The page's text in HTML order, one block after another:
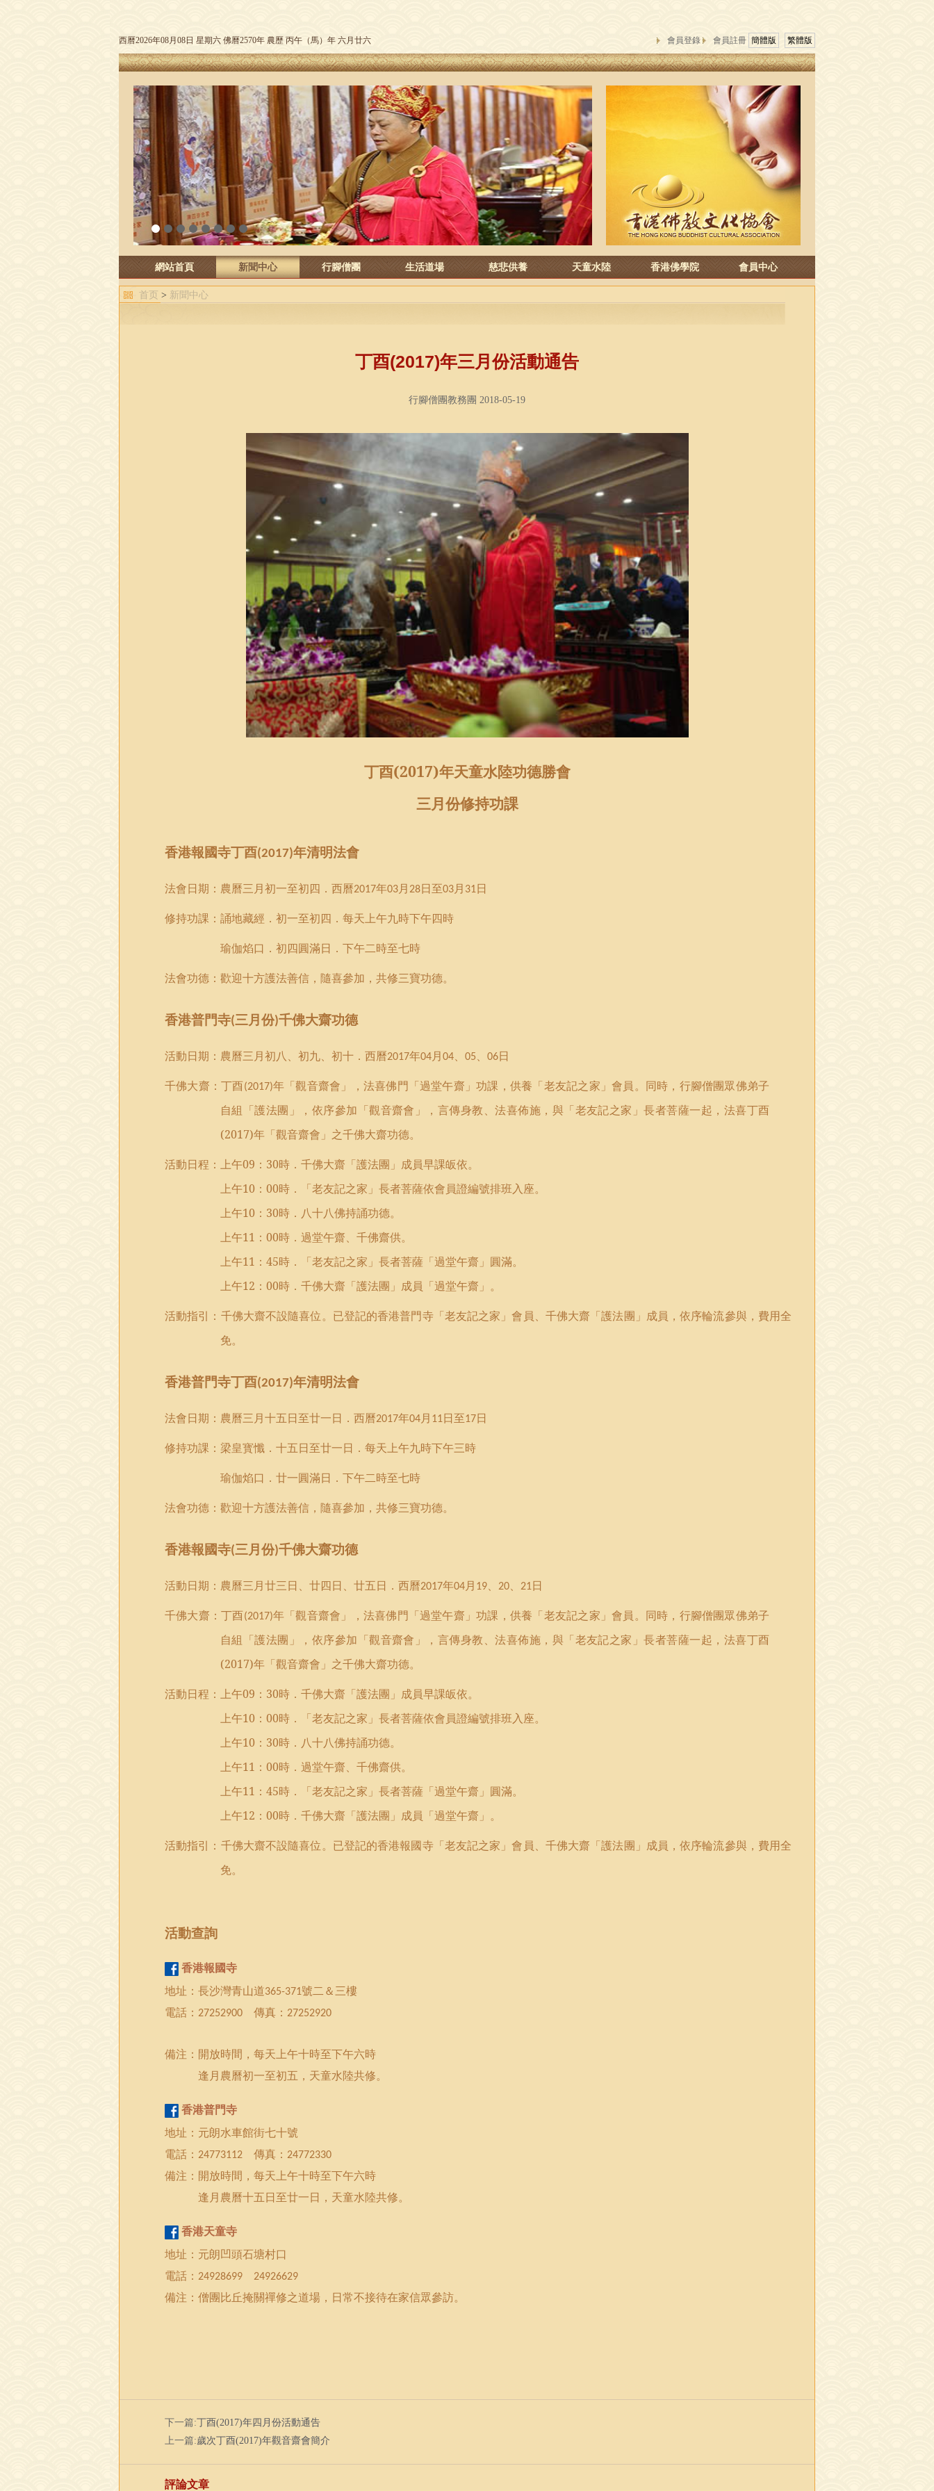
西曆2026年08月08日 星期六 佛曆2570年 農歷 丙午（馬）年 六月廿六 會員登錄 會員註冊 簡體版 繁體版
1 3 4 5 6 7 8
網站首頁 新聞中心 行腳僧團 生活道場 慈悲供養 天童水陸 香港佛學院 會員中心
首页 > 新聞中心
丁酉(2017)年三月份活動通告
行腳僧團教務團 2018-05-19
丁酉(2017)年天童水陸功德勝會
三月份修持功課
香港報國寺丁酉(2017)年清明法會
法會日期： 農曆三月初一至初四．西曆2017年03月28日至03月 31日
修持功課：誦地藏經 ． 初一至初四 ．每天上午九時下午四時
瑜伽焰口 ． 初四圓滿日．下午二時至七時
法會功德： 歡迎十方護法善信，隨喜參加，共修三寶功德。
香港普門寺(三月份)千佛大齋功德
活動日期： 農曆三月初八、初九、初十．西曆2017年04月04、 05、 06日
千佛大齋：丁酉(2017)年 「觀音齋會 」 ，法喜佛門 「過堂午齋」功課 ， 供養「老友記之家」會員。 同時 ， 行腳僧團眾佛弟子
自組「護法團」，依序參加「觀音齋會 」，言傳身教、法喜佈施 ， 與「老友記之家」長者菩薩一起，法喜丁酉
(2017)年 「觀音齋會 」之千佛大齋功德。
活動日程 ： 上午09 ： 30時 ． 千佛大齋「護法團」成員早課皈依。
上午10 ： 00時 ． 「老友記之家」長者菩薩依會員證編號排班入座。
上午10 ： 30時．八十八佛持誦功德。
上午11 ： 00時．過堂午齋、千佛齋供。
上午11 ： 45時．「老友記之家」長者菩薩「過堂午齋」圓滿。
上午12 ： 00時．千佛大齋「護法團」成員「過堂午齋」。
活動指引：千佛大齋不設隨喜位。 已登記的香港普門寺「老友記之家」會員、千佛大齋「護法團」成員，依序輪流參與，費用全
免。
香港普門寺丁酉(2017)年清明法會
法會日期： 農曆三月十五日至廿一日．西曆2017年04月 11日至17日
修持功課： 梁皇寳懺．十五日至廿一日．每天上午九時下午三時
瑜伽焰口．廿一圓滿日．下午二時至七時
法會功德：歡迎十方護法善信，隨喜參加，共修三寶功德。
香港報國寺(三月份)千佛大齋功德
活動日期： 農曆三月廿三日、廿四日、廿五日．西曆2017年04月 19、 20、 21日
千佛大齋：丁酉(2017)年 「觀音齋會 」 ，法喜佛門 「過堂午齋」功課 ， 供養「老友記之家」會員。 同時 ， 行腳僧團眾佛弟子
自組「護法團」，依序參加「觀音齋會 」，言傳身教、法喜佈施 ， 與「老友記之家」長者菩薩一起，法喜丁酉
(2017)年 「觀音齋會 」之千佛大齋功德。
活動日程 ： 上午09 ： 30時 ． 千佛大齋「護法團」成員早課皈依。
上午10 ： 00時 ． 「老友記之家」長者菩薩依會員證編號排班入座。
上午10 ： 30時．八十八佛持誦功德。
上午11 ： 00時．過堂午齋、千佛齋供。
上午11 ： 45時．「老友記之家」長者菩薩「過堂午齋」圓滿。
上午12 ： 00時．千佛大齋「護法團」成員「過堂午齋」。
活動指引：千佛大齋不設隨喜位。 已登記的香港報國寺「老友記之家」會員、千佛大齋「護法團」成員，依序輪流參與，費用全
免。
活動查詢
香港報國寺
地址：長沙灣青山道365-371號二＆三樓
電話： 27252900 傳真： 27252920
備注：開放時間，每天上午十時至下午六時
逢月農曆初一至初五，天童水陸共修。
香港普門寺
地址：元朗水車館街七十號
電話： 24773112 傳真： 24772330
備注：開放時間，每天上午十時至下午六時
逢月農曆十五日至廿一日，天童水陸共修。
香港天童寺
地址：元朗凹頭石塘村口
電話： 24928699 24926629
備注：僧團比丘掩關禪修之道場，日常不接待在家信眾參訪。
下一篇:丁酉(2017)年四月份活動通告
上一篇:歲次丁酉(2017)年觀音齋會簡介
評論文章